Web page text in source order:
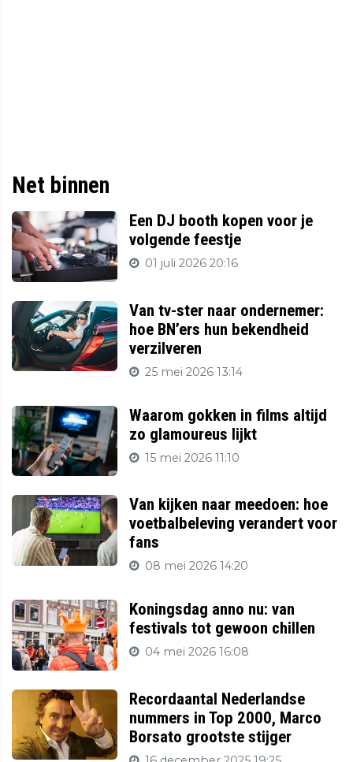
Net binnen
Een DJ booth kopen voor je
volgende feestje
01 juli 2026 20:16
Van tv-ster naar ondernemer:
hoe BN’ers hun bekendheid
verzilveren
25 mei 2026 13:14
Waarom gokken in films altijd
zo glamoureus lijkt
15 mei 2026 11:10
Van kijken naar meedoen: hoe
voetbalbeleving verandert voor
fans
08 mei 2026 14:20
Koningsdag anno nu: van
festivals tot gewoon chillen
04 mei 2026 16:08
Recordaantal Nederlandse
nummers in Top 2000, Marco
Borsato grootste stijger